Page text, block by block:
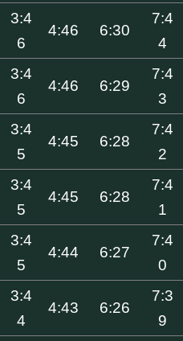
3:4
6
4:46 6:30
7:4
4
3:4
6
4:46 6:29
7:4
3
3:4
5
4:45 6:28
7:4
2
3:4
5
4:45 6:28
7:4
1
3:4
5
4:44 6:27
7:4
0
3:4
4
4:43 6:26
7:3
9